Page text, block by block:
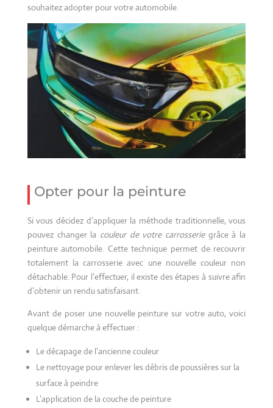
souhaitez adopter pour votre automobile.
Opter pour la peinture
Si vous décidez d’appliquer la méthode traditionnelle, vous
pouvez changer la couleur de votre carrosseriegrâce à la
peinture automobile. Cette technique permet de recouvrir
totalement la carrosserie avec une nouvelle couleur non
détachable. Pour l’effectuer, il existe des étapes à suivre afin
d’obtenir un rendu satisfaisant.
Avant de poser une nouvelle peinture sur votre auto, voici
quelque démarche à effectuer :
Le décapage de l’ancienne couleur
Le nettoyage pour enlever les débris de poussières sur la
surface à peindre
L’application de la couche de peinture